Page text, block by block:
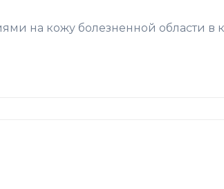
на кожу болезненной области в